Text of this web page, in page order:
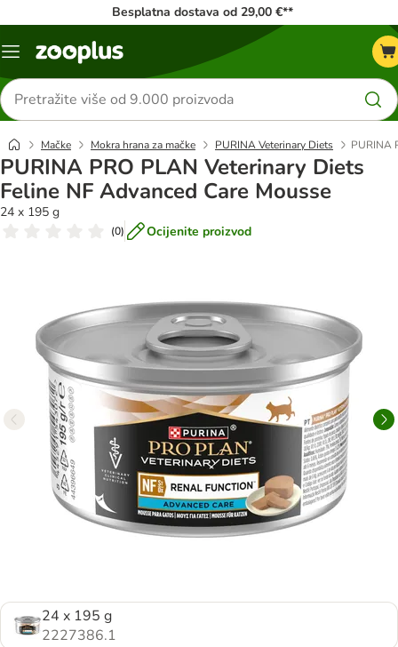
Besplatna dostava od 29,00 €**
Izbornik
Traži
proizvode
Mačke Mokra hrana za mačke PURINA Veterinary Diets PURINA
PURINA PRO PLAN Veterinary Diets
Feline NF Advanced Care Mousse
24 x 195 g
(0) Ocijenite proizvod
24 x 195 g
2227386.1